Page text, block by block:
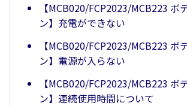
【MCB020/FCP2023/MCB223 ボ
ン】充電ができない
【MCB020/FCP2023/MCB223 ボ
ン】電源が入らない
【MCB020/FCP2023/MCB223 ボ
ン】連続使用時間について